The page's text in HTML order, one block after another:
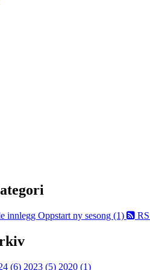
innlegg Oppstart ny sesong (1)
(6) 2023 (5) 2020 (1)